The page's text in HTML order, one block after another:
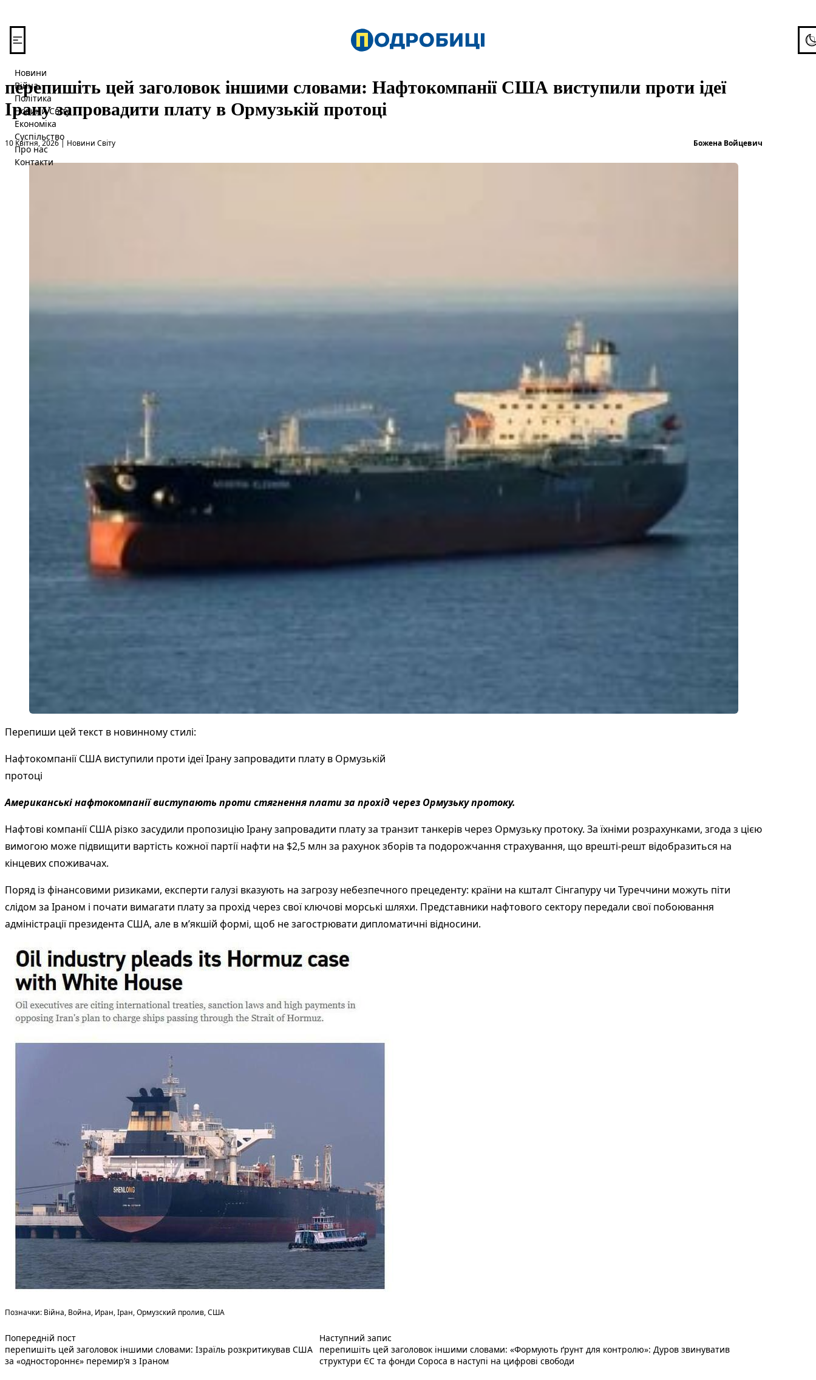
Новини
Війна
Політика
Новини Світу
Економіка
Суспільство
Про нас
Контакти
перепишіть цей заголовок іншими словами: Нафтокомпанії США виступили проти ідеї
Ірану запровадити плату в Ормузькій протоці
10 Квітня, 2026|
Опубліковано вНовини Світу Божена Войцевич
Перепиши цей текст в новинному стилі:
Нафтокомпанії США виступили проти ідеї Ірану запровадити плату в Ормузькій
протоці
Американські нафтокомпанії виступають проти стягнення плати за прохід через Ормузьку протоку.
Нафтові компанії США різко засудили пропозицію Ірану запровадити плату за транзит танкерів через Ормузьку протоку. За їхніми розрахунками, згода з цією
вимогою може підвищити вартість кожної партії нафти на $2,5 млн за рахунок зборів та подорожчання страхування, що врешті-решт відобразиться на
кінцевих споживачах.
Поряд із фінансовими ризиками, експерти галузі вказують на загрозу небезпечного прецеденту: країни на кшталт Сінгапуру чи Туреччини можуть піти
слідом за Іраном і почати вимагати плату за прохід через свої ключові морські шляхи. Представники нафтового сектору передали свої побоювання
адміністрації президента США, але в м’якшій формі, щоб не загострювати дипломатичні відносини.
Теги:
Позначки: Війна, Война, Иран,Іран,Ормузский пролив,США
Навігація
записів
Попередній постПопередній запис:
перепишіть цей заголовок іншими словами: Ізраїль розкритикував США
за «одностороннє» перемир’я з Іраном
Наступний записНаступний пост :
перепишіть цей заголовок іншими словами: «Формують ґрунт для контролю»: Дуров звинуватив
структури ЄС та фонди Сороса в наступі на цифрові свободи